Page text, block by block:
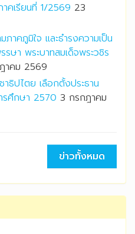
คเรียนที่ 1/2569 23
ภาคภูมิใจ และธำรงความเป็น
รษา พระบาทสมเด็จพระวชิร
าคม 2569
าธิปไตย เลือกตั้งประธาน
รศึกษา 2570 3 กรกฎาคม
ข่าวทั้งหมด